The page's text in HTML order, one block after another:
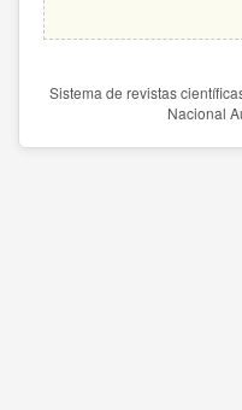
Sistema de revistas
Nacional